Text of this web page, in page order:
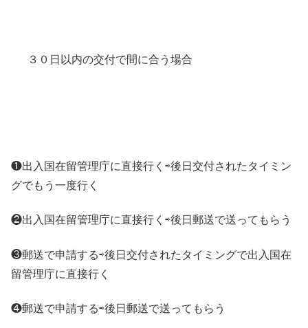
３０日以内の交付で間に合う場合
❶出入国在留管理庁に直接行く⇨後日交付されたタイミン
グでもう一度行く
❷出入国在留管理庁に直接行く⇨後日郵送で送ってもらう
❸郵送で申請する⇨後日交付されたタイミングで出入国在
留管理庁に直接行く
❹郵送で申請する⇨後日郵送で送ってもらう